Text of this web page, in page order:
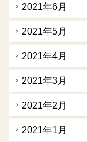
2021年6月
2021年5月
2021年4月
2021年3月
2021年2月
2021年1月